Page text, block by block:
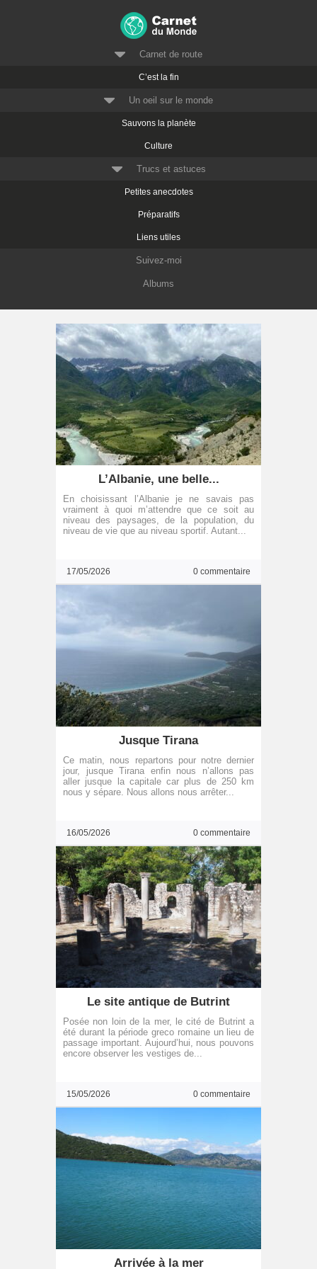
Carnet de route
C’est la fin
Un oeil sur le monde
Sauvons la planète
Culture
Trucs et astuces
Petites anecdotes
Préparatifs
Liens utiles
Suivez-moi
Albums
L’Albanie, une belle...
En choisissant l’Albanie je ne savais pas
vraiment à quoi m’attendre que ce soit au
niveau des paysages, de la population, du
niveau de vie que au niveau sportif. Autant...
17/05/2026 0 commentaire
Jusque Tirana
Ce matin, nous repartons pour notre dernier
jour, jusque Tirana enfin nous n’allons pas
aller jusque la capitale car plus de 250 km
nous y sépare. Nous allons nous arrêter...
16/05/2026 0 commentaire
Le site antique de Butrint
Posée non loin de la mer, le cité de Butrint a
été durant la période greco romaine un lieu de
passage important. Aujourd’hui, nous pouvons
encore observer les vestiges de...
15/05/2026 0 commentaire
Arrivée à la mer